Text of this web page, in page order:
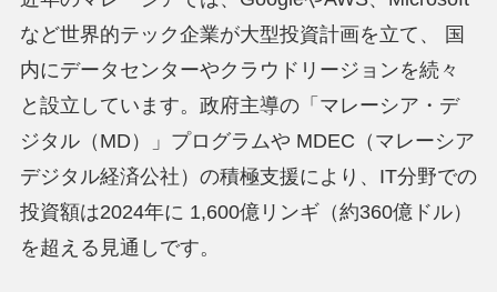
など世界的テック企業が大型投資計画を立て、 国
内にデータセンターやクラウドリージョンを続々
と設立しています。政府主導の「マレーシア・デ
ジタル（MD）」プログラムや MDEC（マレーシア
デジタル経済公社）の積極支援により、IT分野での
投資額は2024年に 1,600億リンギ（約360億ドル）
を超える見通しです。